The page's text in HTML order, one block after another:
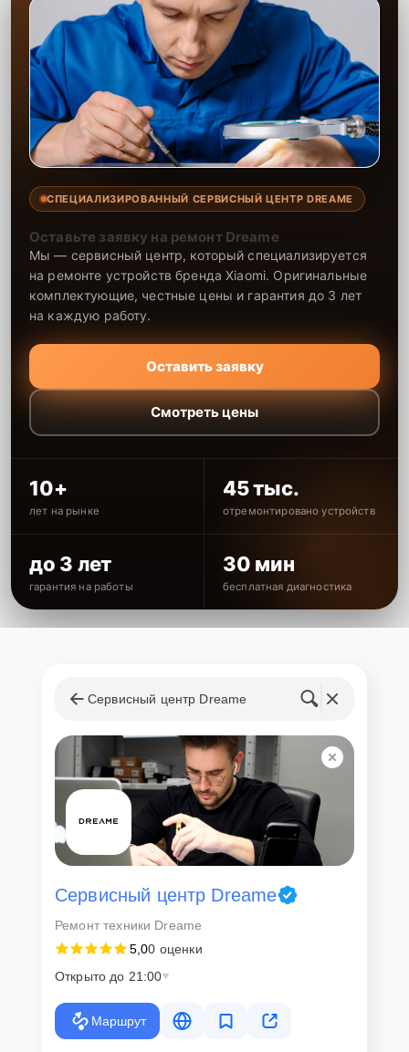
СПЕЦИАЛИЗИРОВАННЫЙ СЕРВИСНЫЙ ЦЕНТР DREAME
Оставьте заявку на ремонт Dreame
Мы — сервисный центр, который специализируется
на ремонте устройств бренда Xiaomi. Оригинальные
комплектующие, честные цены и гарантия до 3 лет
на каждую работу.
Оставить заявку
Смотреть цены
10+
лет на рынке
45 тыс.
отремонтировано устройств
до 3 лет
гарантия на работы
30 мин
бесплатная диагностика
Сервисный центр Dreame
Сервисный центр Dreame
Ремонт техники Dreame
5,00 оценки
Открыто до 21:00
Маршрут